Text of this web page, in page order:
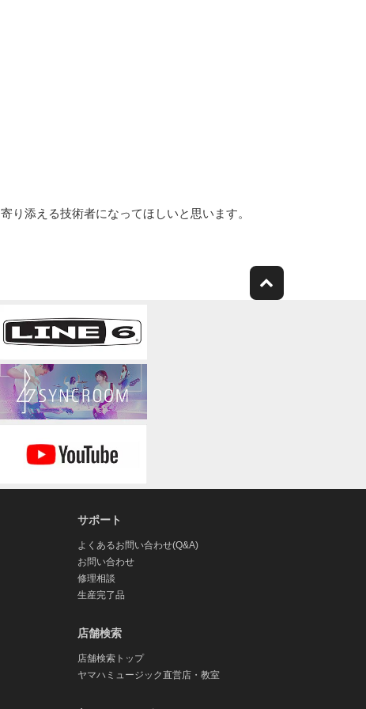
添える技術者になってほしいと思います。
サポート
よくあるお問い合わせ(Q&A)
お問い合わせ
修理相談
生産完了品
店舗検索
店舗検索トップ
ヤマハミュージック直営店・教室